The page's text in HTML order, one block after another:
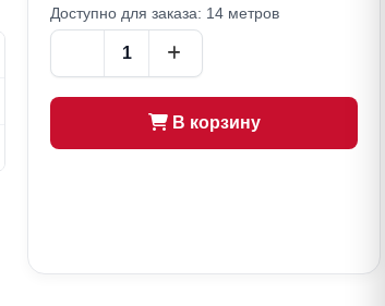
Доступно для заказа: 14 метров
В корзину